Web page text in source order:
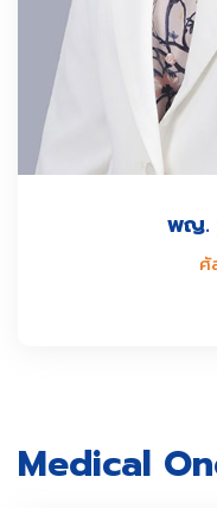
พญ.
ศั
Medical